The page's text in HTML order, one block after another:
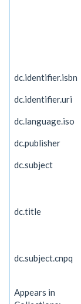
dc.identifier.isbn
dc.identifier.uri
dc.language.iso
dc.publisher
dc.subject
dc.title
dc.subject.cnpq
Appears in